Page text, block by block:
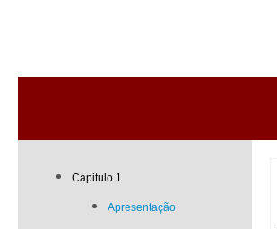
Capitulo 1
Apresentação